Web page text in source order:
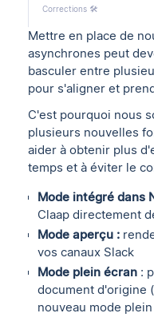
Corrections 🛠
Mettre en place de
asynchrones peut
basculer entre
pour s'aligner et
C'est pourquoi nous
plusieurs nouvelles
aider à obtenir plus
temps et à éviter le
Mode intégré dans
Claap directement
Mode aperçu :
vos canaux Slack
Mode plein écran :
document d'origine
nouveau mode